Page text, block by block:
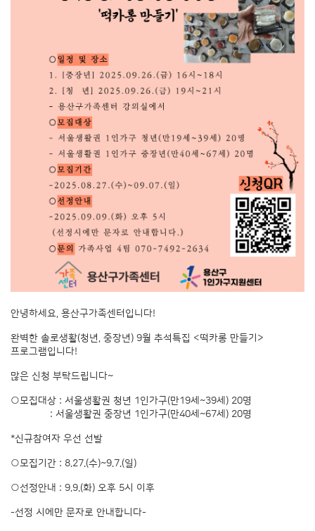
안녕하세요, 용산구가족센터입니다!
완벽한 솔로생활(청년, 중장년) 9월 추석특집 <떡카롱 만들기>
프로그램입니다!
많은 신청 부탁드립니다~
○모집대상 : 서울생활권 청년 1인가구(만19세~39세) 20명
: 서울생활권 중장년 1인가구(만40세~67세) 20명
*신규참여자 우선 선발
○모집기간 : 8.27.(수)~9.7.(일)
○선정안내 : 9.9.(화) 오후 5시 이후
-선정 시에만 문자로 안내합니다-